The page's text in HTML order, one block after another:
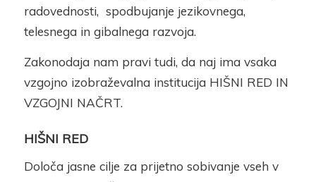
radovednosti, spodbujanje jezikovnega,
telesnega in gibalnega razvoja.
Zakonodaja nam pravi tudi, da naj ima vsaka
vzgojno izobraževalna institucija HIŠNI RED IN
VZGOJNI NAČRT.
HIŠNI RED
Določa jasne cilje za prijetno sobivanje vseh v